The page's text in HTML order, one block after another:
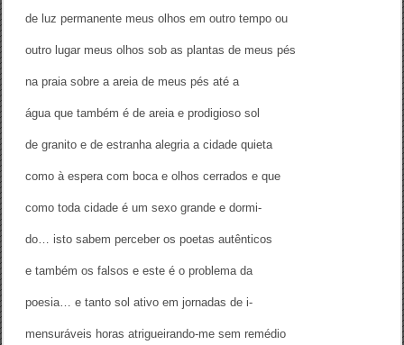
i
i
a
e
m
i
a
T
a
ç
o
de luz permanente meus olhos em outro tempo ou
outro lugar meus olhos sob as plantas de meus pés
na praia sobre a areia de meus pés até a
água que também é de areia e prodigioso sol
de granito e de estranha alegria a cidade quieta
como à espera com boca e olhos cerrados e que
como toda cidade é um sexo grande e dormi-
do… isto sabem perceber os poetas autênticos
e também os falsos e este é o problema da
poesia… e tanto sol ativo em jornadas de i-
mensuráveis horas atrigueirando-me sem remédio